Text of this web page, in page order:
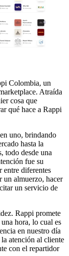
Colombia, un
Atraída
cosa que
qué hace a Rappi
uno, brindando
hasta la
todo desde una
fue su
entre diferentes
un almuerzo, hacer
un servicio de
Rappi promete
hora, lo cual es
en nuestro día
atención al cliente
con el repartidor